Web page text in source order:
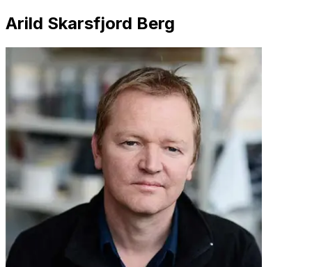
Arild Skarsfjord Berg